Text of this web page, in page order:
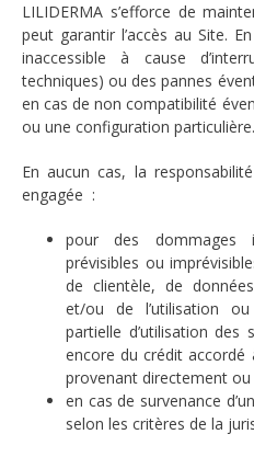
LILIDERMA s’efforce de
peut garantir l’accès au Site.
inaccessible à cause
techniques) ou des pannes
en cas de non compatibilité
ou une configuration particulière.
En aucun cas, la
engagée :
pour des dommages
prévisibles ou
de clientèle, de
et/ou de l’utilisation
partielle d’utilisation
encore du crédit
provenant directement
en cas de survenance
selon les critères de la